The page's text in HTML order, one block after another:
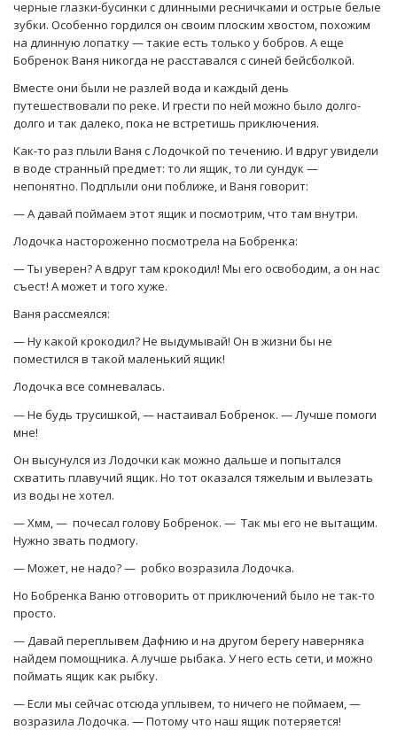
черные глазки-бусинки с длинными ресничками и острые белые
зубки. Особенно гордился он своим плоским хвостом, похожим
на длинную лопатку — такие есть только у бобров. А еще
Бобренок Ваня никогда не расставался с синей бейсболкой.
Вместе они были не разлей вода и каждый день
путешествовали по реке. И грести по ней можно было долго-
долго и так далеко, пока не встретишь приключения.
Как-то раз плыли Ваня с Лодочкой по течению. И вдруг увидели
в воде странный предмет: то ли ящик, то ли сундук —
непонятно. Подплыли они поближе, и Ваня говорит:
— А давай поймаем этот ящик и посмотрим, что там внутри.
Лодочка настороженно посмотрела на Бобренка:
— Ты уверен? А вдруг там крокодил! Мы его освободим, а он нас
съест! А может и того хуже.
Ваня рассмеялся:
— Ну какой крокодил? Не выдумывай! Он в жизни бы не
поместился в такой маленький ящик!
Лодочка все сомневалась.
— Не будь трусишкой, — настаивал Бобренок. — Лучше помоги
мне!
Он высунулся из Лодочки как можно дальше и попытался
схватить плавучий ящик. Но тот оказался тяжелым и вылезать
из воды не хотел.
— Хмм, — почесал голову Бобренок. — Так мы его не вытащим.
Нужно звать подмогу.
— Может, не надо? — робко возразила Лодочка.
Но Бобренка Ваню отговорить от приключений было не так-то
просто.
— Давай переплывем Дафнию и на другом берегу наверняка
найдем помощника. А лучше рыбака. У него есть сети, и можно
поймать ящик как рыбку.
— Если мы сейчас отсюда уплывем, то ничего не поймаем, —
возразила Лодочка. — Потому что наш ящик потеряется!